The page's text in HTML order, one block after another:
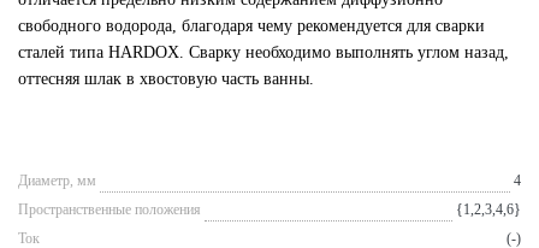
свободного водорода, благодаря чему рекомендуется для сварки
сталей типа HARDOX. Сварку необходимо выполнять углом назад,
оттесняя шлак в хвостовую часть ванны.
Диаметр, мм
4
Пространственные положения
{1,2,3,4,6}
Ток
(-)